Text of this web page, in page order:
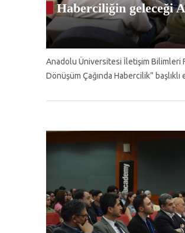
Haberciliğin geleceği
Anadolu Üniversitesi İletişim Bilimleri
Dönüşüm Çağında Habercilik” başlıklı